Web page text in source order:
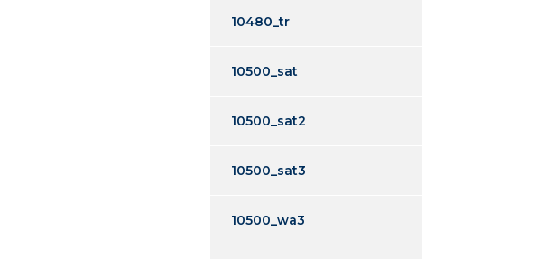
10480_tr
10500_sat
10500_sat2
10500_sat3
10500_wa3